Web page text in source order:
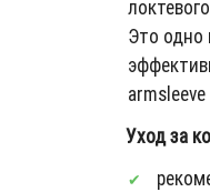
Это одно
Уход за